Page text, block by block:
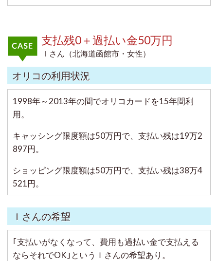
支払残0＋過払い金50万円
Ｉさん（北海道函館市・女性）
オリコの利用状況
1998年～2013年の間でオリコカードを15年間利
用。
キャッシング限度額は50万円で、支払い残は19万2
897円。
ショッピング限度額は50万円で、支払い残は38万4
521円。
Ｉさんの希望
｢支払いがなくなって、費用も過払い金で支払える
ならそれでOK｣というＩさんの希望あり。